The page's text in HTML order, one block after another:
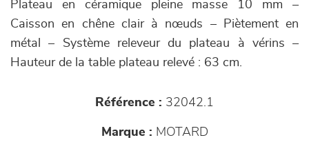
Plateau en céramique pleine masse 10 mm –
Caisson en chêne clair à nœuds – Piètement en
métal – Système releveur du plateau à vérins –
Hauteur de la table plateau relevé : 63 cm.
Référence : 32042.1
Marque : MOTARD